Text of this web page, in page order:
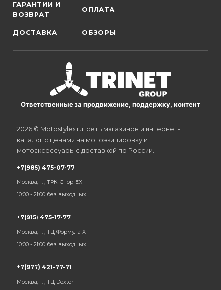
ГАРАНТИИ И
ВОЗВРАТ
ОПЛАТА
ДОСТАВКА ОБЗОРЫ
Ответственные за продвижение, поддержку, контент
2026 © Motostyles.ru: сеть магазинов и интернет-
каталог с ценами на мотоэкипировку и
мотоаксессуары с доставкой по России.
+7(985) 475-07-77
Москва, г. , ТРК СпортЕХ
10:00 - 21:00 без выходных
+7(915) 475-17-77
Москва, г. , ТЦ Формула Х
10:00 - 21:00 без выходных
+7(977) 421-77-71
Москва, г. , ТЦ Dexter